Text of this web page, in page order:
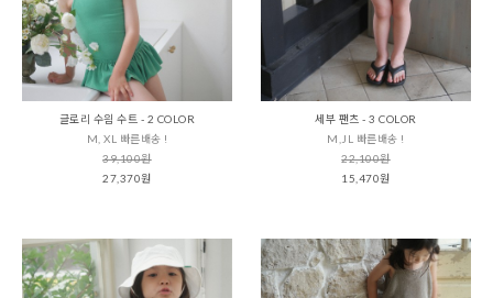
글로리 수읨 수트 - 2 COLOR
M, XL 빠른배송 !
39,100원
27,370원
세부 팬츠 - 3 COLOR
M,JL 빠른배송 !
22,100원
15,470원